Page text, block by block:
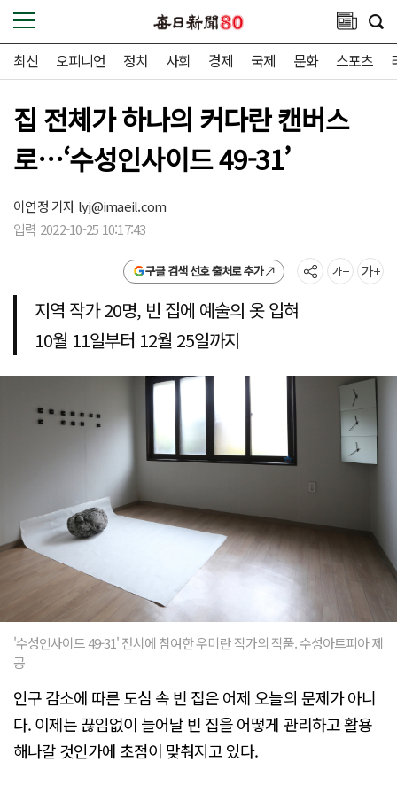
최신 오피니언 정치 사회 경제 국제 문화 스포츠
집 전체가 하나의 커다란 캔버스
로…‘수성인사이드 49-31’
이연정 기자lyj@imaeil.com
입력 2022-10-25 10:17:43
구글 검색 선호 출처로 추가
지역 작가 20명, 빈 집에 예술의 옷 입혀
10월 11일부터 12월 25일까지
'수성인사이드 49-31' 전시에 참여한 우미란 작가의 작품. 수성아트피아 제
공
인구 감소에 따른 도심 속 빈 집은 어제 오늘의 문제가 아니
다. 이제는 끊임없이 늘어날 빈 집을 어떻게 관리하고 활용
해나갈 것인가에 초점이 맞춰지고 있다.